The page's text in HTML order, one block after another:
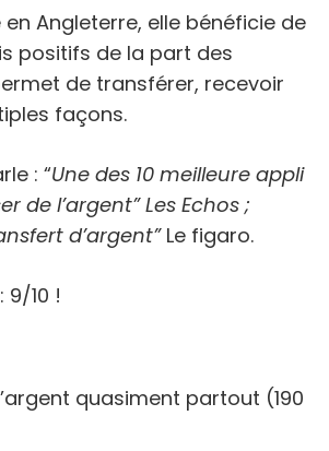
Angleterre, elle bénéficie de
positifs de la part des
de transférer, recevoir
façons.
: “Une des 10 meilleure appli
de l’argent” Les Echos ;
d’argent”Le figaro.
9/10 !
quasiment partout (190